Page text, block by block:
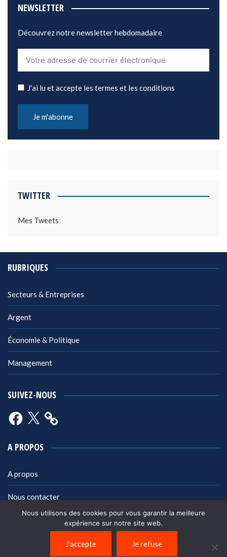
NEWSLETTER
Découvrez notre newsletter hebdomadaire
J'ai lu et accepte les termes et les conditions
TWITTER
Mes Tweets
RUBRIQUES
Secteurs & Entreprises
Argent
Économie & Politique
Management
SUIVEZ-NOUS
Facebook
X
A PROPOS
A propos
Nous contacter
Politique de confidentialité
Nous utilisons des cookies pour vous garantir la meilleure
expérience sur notre site web.
J'accepte Je refuse